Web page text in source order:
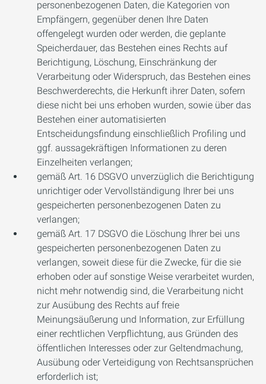
personenbezogenen Daten, die Kategorien von
Empfängern, gegenüber denen Ihre Daten
offengelegt wurden oder werden, die geplante
Speicherdauer, das Bestehen eines Rechts auf
Berichtigung, Löschung, Einschränkung der
Verarbeitung oder Widerspruch, das Bestehen eines
Beschwerderechts, die Herkunft ihrer Daten, sofern
diese nicht bei uns erhoben wurden, sowie über das
Bestehen einer automatisierten
Entscheidungsfindung einschließlich Profiling und
ggf. aussagekräftigen Informationen zu deren
Einzelheiten verlangen;
gemäß Art. 16 DSGVO unverzüglich die Berichtigung
unrichtiger oder Vervollständigung Ihrer bei uns
gespeicherten personenbezogenen Daten zu
verlangen;
gemäß Art. 17 DSGVO die Löschung Ihrer bei uns
gespeicherten personenbezogenen Daten zu
verlangen, soweit diese für die Zwecke, für die sie
erhoben oder auf sonstige Weise verarbeitet wurden,
nicht mehr notwendig sind, die Verarbeitung nicht
zur Ausübung des Rechts auf freie
Meinungsäußerung und Information, zur Erfüllung
einer rechtlichen Verpflichtung, aus Gründen des
öffentlichen Interesses oder zur Geltendmachung,
Ausübung oder Verteidigung von Rechtsansprüchen
erforderlich ist;